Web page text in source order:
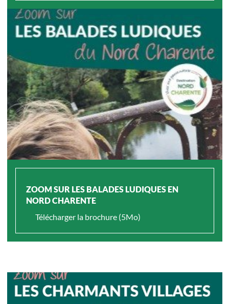
ZOOM SUR LES BALADES LUDIQUES EN
NORD CHARENTE
Télécharger la brochure (5Mo)